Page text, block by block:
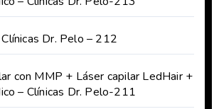
Dr. Pelo – 212
con MMP + Láser capilar LedHair +
– Clínicas Dr. Pelo-211